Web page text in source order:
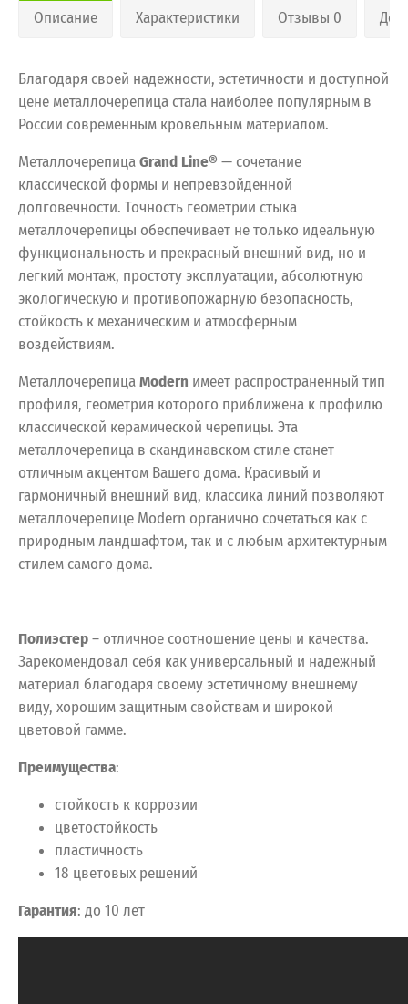
Описание Характеристики Отзывы 0
Благодаря своей надежности, эстетичности и доступной
цене металлочерепица стала наиболее популярным в
России современным кровельным материалом.
МеталлочерепицаGrand Line® — сочетание
классической формы и непревзойденной
долговечности. Точность геометрии стыка
металлочерепицы обеспечивает не только идеальную
функциональность и прекрасный внешний вид, но и
легкий монтаж, простоту эксплуатации, абсолютную
экологическую и противопожарную безопасность,
стойкость к механическим и атмосферным
воздействиям.
МеталлочерепицаModern имеет распространенный тип
профиля, геометрия которого приближена к профилю
классической керамической черепицы. Эта
металлочерепица в скандинавском стиле станет
отличным акцентом Вашего дома. Красивый и
гармоничный внешний вид, классика линий позволяют
металлочерепице Modern органично сочетаться как с
природным ландшафтом, так и с любым архитектурным
стилем самого дома.
Полиэстер– отличное соотношение цены и качества.
Зарекомендовал себя как универсальный и надежный
материал благодаря своему эстетичному внешнему
виду, хорошим защитным свойствам и широкой
цветовой гамме.
Преимущества:
стойкость к коррозии
цветостойкость
пластичность
18 цветовых решений
Гарантия: до 10 лет